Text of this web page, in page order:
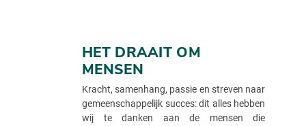
HET DRAAIT OM
MENSEN
Kracht, samenhang, passie en streven naar
gemeenschappelijk succes: dit alles hebben
wij te danken aan de mensen die